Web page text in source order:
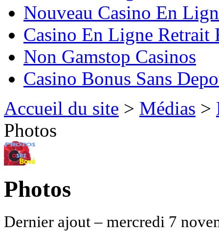
Nouveau Casino En
Casino En Ligne Retrait
Non Gamstop Casinos
Casino Bonus Sans
Accueil du site > Médias >
Photos
Photos
Dernier ajout – mercredi 7